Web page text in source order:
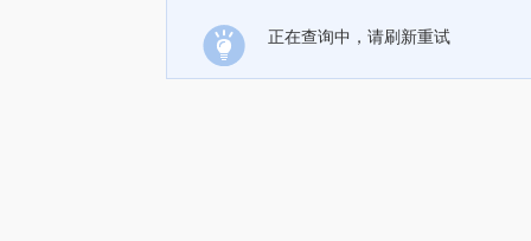
正在查询中，请刷新重试